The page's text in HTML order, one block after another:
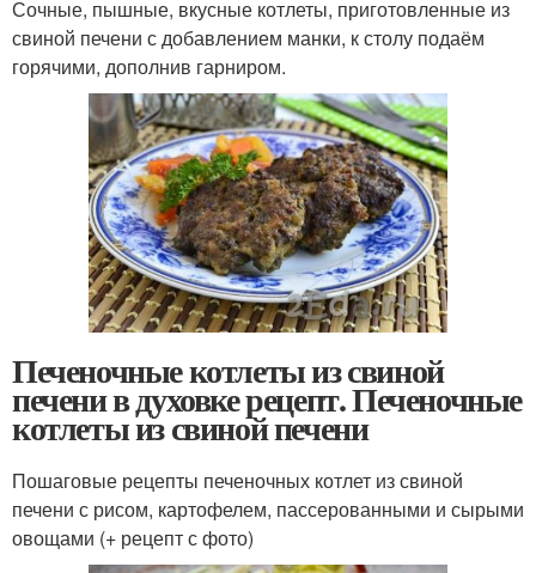
Сочные, пышные, вкусные котлеты, приготовленные из
свиной печени с добавлением манки, к столу подаём
горячими, дополнив гарниром.
Печеночные котлеты из свиной
печени в духовке рецепт. Печеночные
котлеты из свиной печени
Пошаговые рецепты печеночных котлет из свиной
печени с рисом, картофелем, пассерованными и сырыми
овощами (+ рецепт с фото)